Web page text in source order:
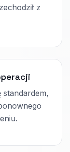
z
standardem,